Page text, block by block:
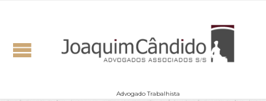
Advogado Trabalhista